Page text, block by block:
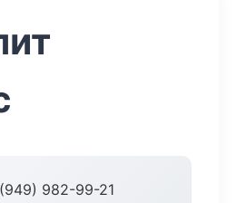
982-99-21